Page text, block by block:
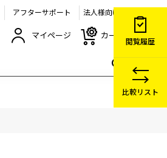
アフターサポート 法人様向け
マイページ カート
閲覧履歴
比較リスト